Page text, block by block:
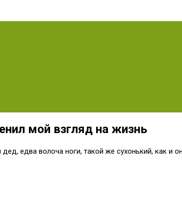
мой взгляд на жизнь
едва волоча ноги, такой же сухонький, как и